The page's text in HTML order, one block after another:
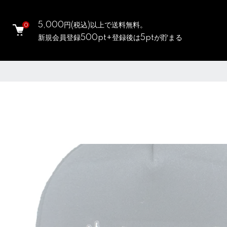
0
5,000円(税込)以上で送料無料。
新規会員登録500pt+登録後は5ptが貯まる